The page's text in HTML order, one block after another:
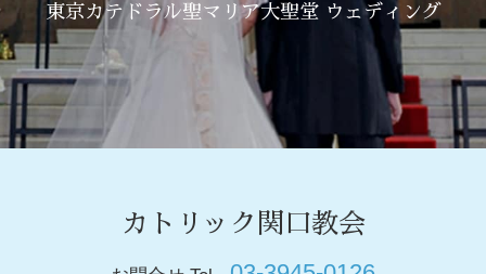
東京カテドラル聖マリア大聖堂 ウェディング
カトリック関口教会